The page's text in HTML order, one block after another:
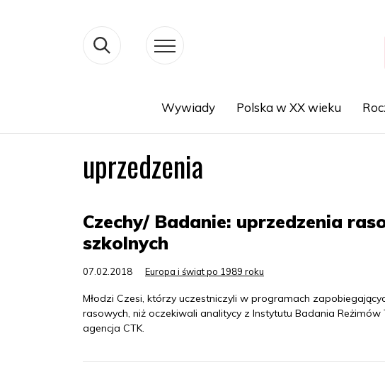
Wywiady Polska w XX wieku
uprzedzenia
Czechy/ Badanie: uprzedzenia
szkolnych
07.02.2018 Europa i świat po 1989 roku
Młodzi Czesi, którzy uczestniczyli w programach
rasowych, niż oczekiwali analitycy z Instytutu Badania
agencja CTK.